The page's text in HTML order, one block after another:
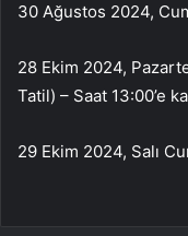
30 Ağustos 2024,
28 Ekim 2024,
Tatil) – Saat 13:00’e
29 Ekim 2024, Salı